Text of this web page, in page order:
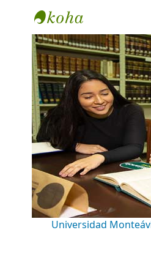
Biblioteca
Universidad